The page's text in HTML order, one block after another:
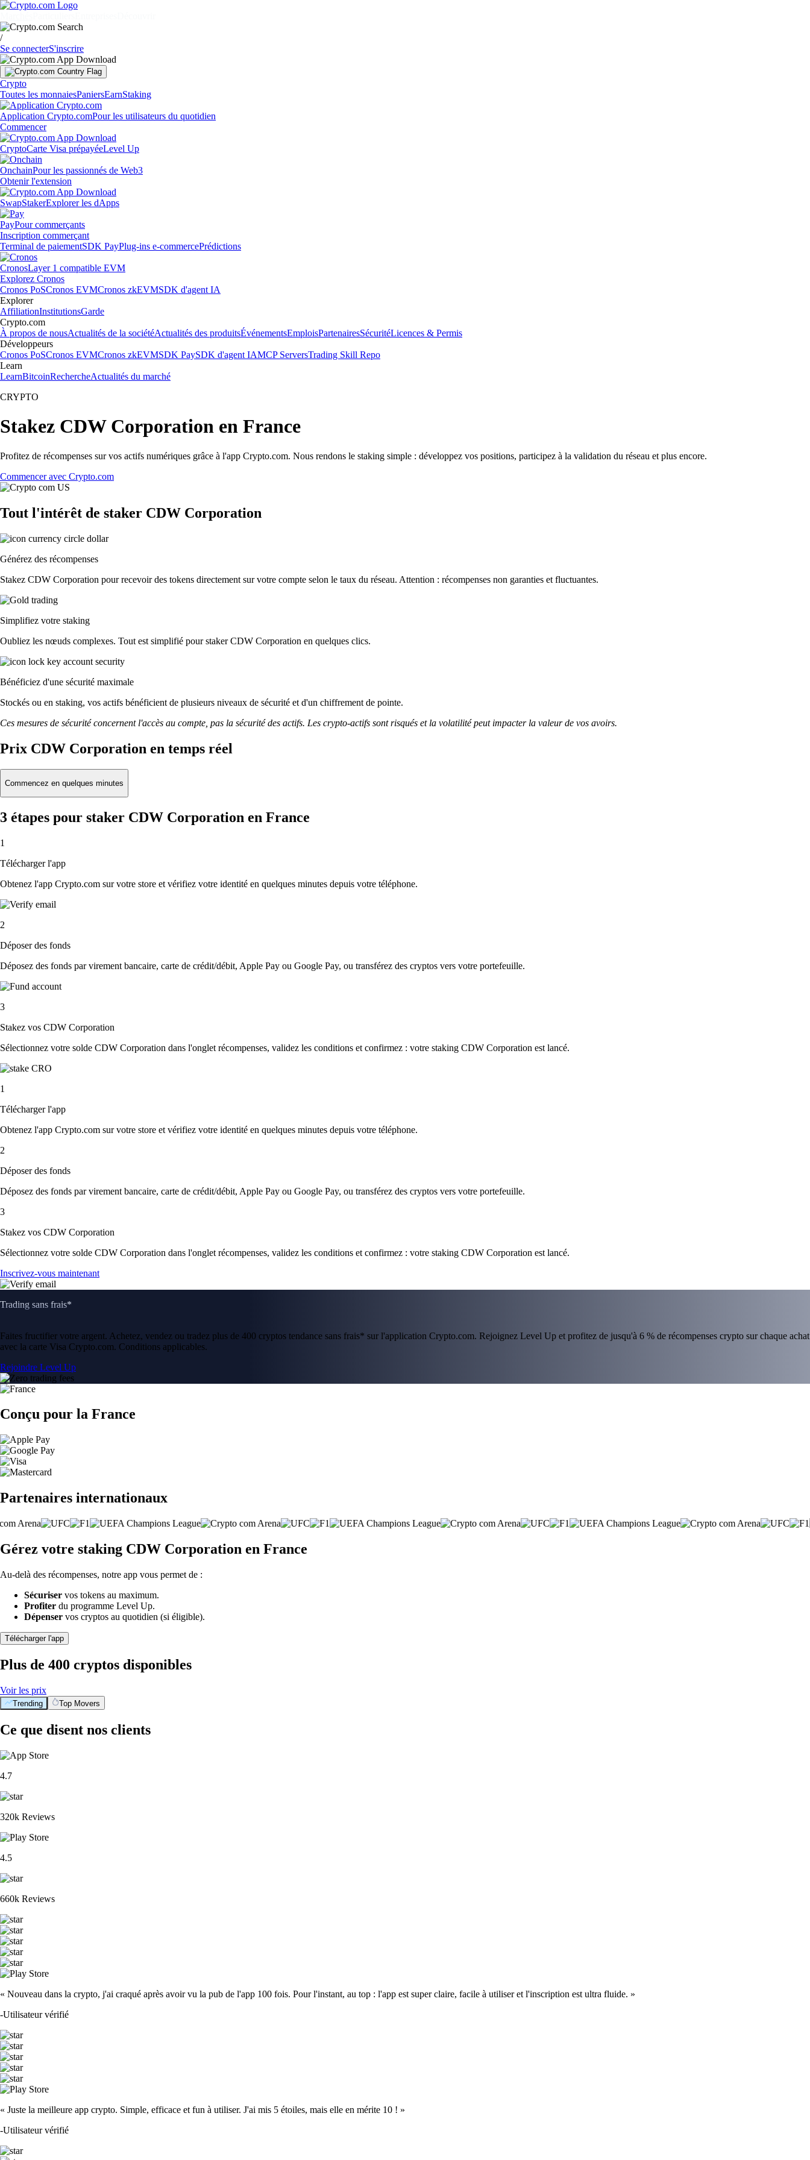
/
Se connecterS'inscrire
Crypto
Toutes les monnaiesPaniersEarnStaking
Application Crypto.comPour les utilisateurs du quotidien
Commencer
CryptoCarte Visa prépayéeLevel Up
OnchainPour les passionnés de Web3
Obtenir l'extension
SwapStakerExplorer les dApps
PayPour commerçants
Inscription commerçant
Terminal de paiementSDK PayPlug-ins e-commercePrédictions
CronosLayer 1 compatible EVM
Explorez Cronos
Cronos PoSCronos EVMCronos zkEVMSDK d'agent IA
Explorer
AffiliationInstitutionsGarde
Crypto.com
À propos de nousActualités de la sociétéActualités des produitsÉvénementsEmploisPartenairesSécuritéLicences & Permis
Développeurs
Cronos PoSCronos EVMCronos zkEVMSDK PaySDK d'agent IAMCP ServersTrading Skill Repo
Learn
LearnBitcoinRechercheActualités du marché
CRYPTO
Stakez CDW Corporation en France
Profitez de récompenses sur vos actifs numériques grâce à l'app Crypto.com. Nous rendons le staking simple : développez vos positions, participez à la validation du réseau et plus encore.
Commencer avec Crypto.com
Tout l'intérêt de staker CDW Corporation
Générez des récompenses
Stakez CDW Corporation pour recevoir des tokens directement sur votre compte selon le taux du réseau. Attention : récompenses non garanties et fluctuantes.
Simplifiez votre staking
Oubliez les nœuds complexes. Tout est simplifié pour staker CDW Corporation en quelques clics.
Bénéficiez d'une sécurité maximale
Stockés ou en staking, vos actifs bénéficient de plusieurs niveaux de sécurité et d'un chiffrement de pointe.
Ces mesures de sécurité concernent l'accès au compte, pas la sécurité des actifs. Les crypto-actifs sont risqués et la volatilité peut impacter la valeur de vos avoirs.
Prix CDW Corporation en temps réel
Commencez en quelques minutes
3 étapes pour staker CDW Corporation en France
1
Télécharger l'app
Obtenez l'app Crypto.com sur votre store et vérifiez votre identité en quelques minutes depuis votre téléphone.
2
Déposer des fonds
Déposez des fonds par virement bancaire, carte de crédit/débit, Apple Pay ou Google Pay, ou transférez des cryptos vers votre portefeuille.
3
Stakez vos CDW Corporation
Sélectionnez votre solde CDW Corporation dans l'onglet récompenses, validez les conditions et confirmez : votre staking CDW Corporation est lancé.
1
Télécharger l'app
Obtenez l'app Crypto.com sur votre store et vérifiez votre identité en quelques minutes depuis votre téléphone.
2
Déposer des fonds
Déposez des fonds par virement bancaire, carte de crédit/débit, Apple Pay ou Google Pay, ou transférez des cryptos vers votre portefeuille.
3
Stakez vos CDW Corporation
Sélectionnez votre solde CDW Corporation dans l'onglet récompenses, validez les conditions et confirmez : votre staking CDW Corporation est lancé.
Inscrivez-vous maintenant
Trading sans frais*
Faites fructifier votre argent. Achetez, vendez ou tradez plus de 400 cryptos tendance sans frais* sur l'application Crypto.com. Rejoignez Level Up et profitez de jusqu'à 6 % de récompenses crypto sur chaque achat
avec la carte Visa Crypto.com. Conditions applicables.
Rejoindre Level Up
Conçu pour la France
Partenaires internationaux
Gérez votre staking CDW Corporation en France
Au-delà des récompenses, notre app vous permet de :
Sécuriser vos tokens au maximum.
Profiter du programme Level Up.
Dépenser vos cryptos au quotidien (si éligible).
Télécharger l'app
Plus de 400 cryptos disponibles
Voir les prix
Trending Top Movers
Ce que disent nos clients
4.7
320k Reviews
4.5
660k Reviews
« Nouveau dans la crypto, j'ai craqué après avoir vu la pub de l'app 100 fois. Pour l'instant, au top : l'app est super claire, facile à utiliser et l'inscription est ultra fluide. »
-Utilisateur vérifié
« Juste la meilleure app crypto. Simple, efficace et fun à utiliser. J'ai mis 5 étoiles, mais elle en mérite 10 ! »
-Utilisateur vérifié